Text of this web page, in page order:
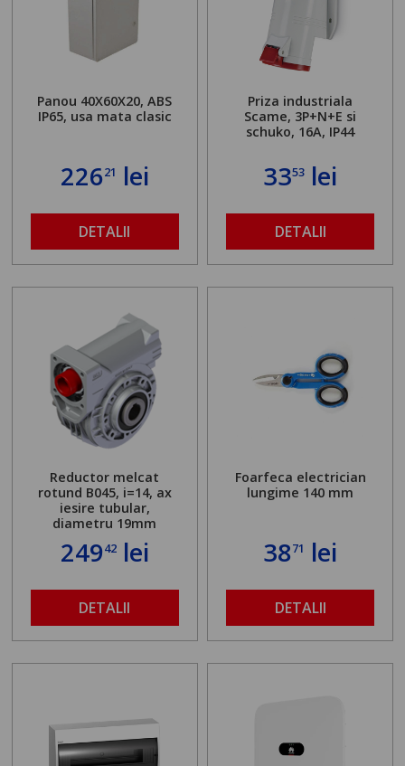
Panou 40X60X20, ABS
IP65, usa mata clasic
22621 lei
DETALII
Priza industriala
Scame, 3P+N+E si
schuko, 16A, IP44
3353 lei
DETALII
Reductor melcat
rotund B045, i=14, ax
iesire tubular,
diametru 19mm
24942lei
DETALII
Foarfeca electrician
lungime 140 mm
3871 lei
DETALII